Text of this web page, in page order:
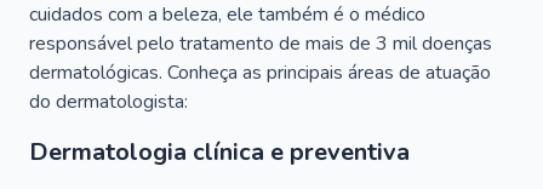
cuidados com a beleza, ele também é o médico
responsável pelo tratamento de mais de 3 mil doenças
dermatológicas. Conheça as principais áreas de atuação
do dermatologista:
Dermatologia clínica e preventiva